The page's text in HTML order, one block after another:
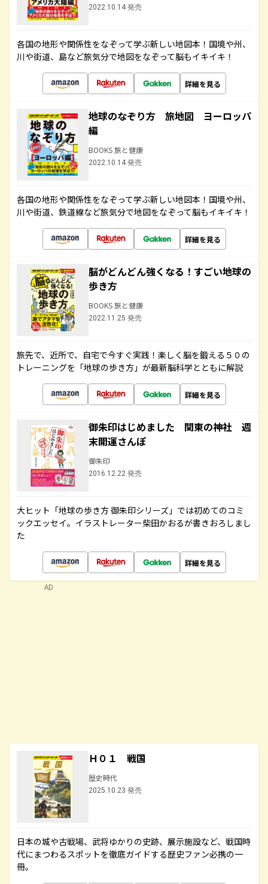
2022.10.14 発売
各国の地形や関係性をなぞって学ぶ新しい地図本！国境や州、
川や街道、島など旅気分で地図をなぞって脳もイキイキ！
詳細を見る
地球のなぞり方 旅地図 ヨーロッパ
編
BOOKS 旅と健康
2022.10.14 発売
各国の地形や関係性をなぞって学ぶ新しい地図本！国境や州、
川や街道、鉄道線など旅気分で地図をなぞって脳もイキイキ！
詳細を見る
脳がどんどん強くなる！すごい地球の
歩き方
BOOKS 旅と健康
2022.11.25 発売
旅先で、近所で、自宅で今すぐ実践！楽しく脳を鍛える５０の
トレーニングを「地球の歩き方」が最新脳科学とともに解説
詳細を見る
御朱印はじめました 関東の神社 週
末開運さんぽ
御朱印
2016.12.22 発売
大ヒット「地球の歩き方 御朱印シリーズ」では初めてのコミ
ックエッセイ。イラストレーター柴田かおるが書きおろしまし
た
詳細を見る
Ｈ０１ 戦国
歴史時代
2025.10.23 発売
日本の城や古戦場、武将ゆかりの史跡、展示施設など、戦国時
代にまつわるスポットを徹底ガイドする歴史ファン必携の一
冊。
AD